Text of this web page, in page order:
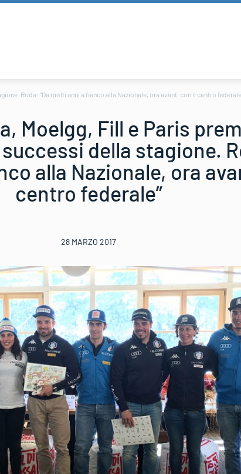
Roda: “Da molti anni a fianco alla Nazionale, ora avanti con il centro
Moelgg, Fill e Paris
della stagione.
alla Nazionale, ora
centro federale”
28 MARZO 2017